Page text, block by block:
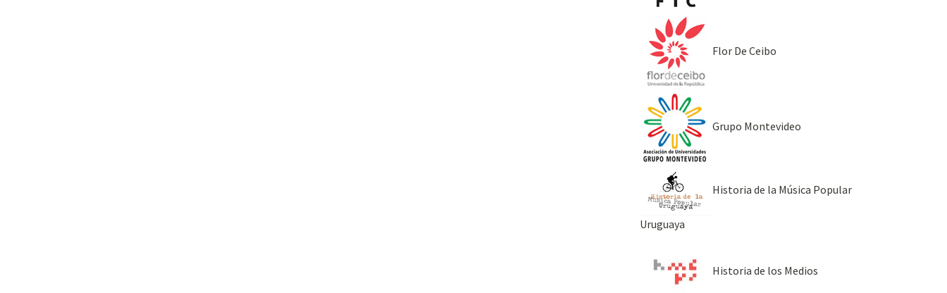
Flor De Ceibo
Grupo Montevideo
Historia de la Música Popular
Uruguaya
Historia de los Medios